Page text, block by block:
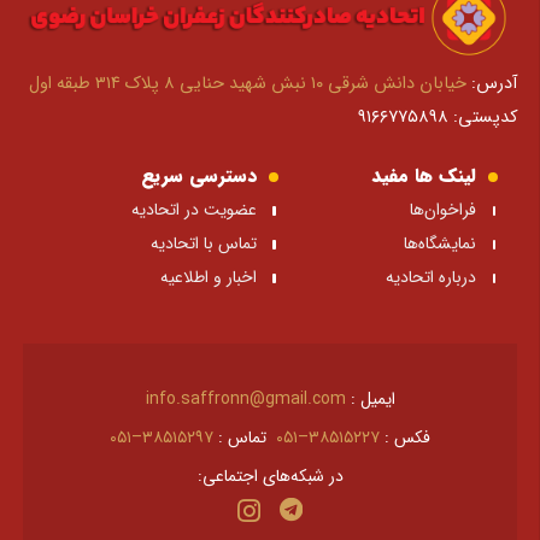
آدرس:خیابان دانش شرقی ۱۰ نبش شهید حنایی ۸ پلاک ۳۱۴ طبقه اول
کدپستی: ۹۱۶۶۷۷۵۸۹۸
لینک ها مفید
فراخوان‌ها
نمایشگاه‌ها
درباره اتحادیه
دسترسی سریع
عضویت در اتحادیه
تماس با اتحادیه
اخبار و اطلاعیه
ایمیل : info.saffronn@gmail.com
فکس : ۳۸۵۱۵۲۲۷–۰۵۱ تماس : ۳۸۵۱۵۲۹۷–۰۵۱
در شبکه‌های اجتماعی: